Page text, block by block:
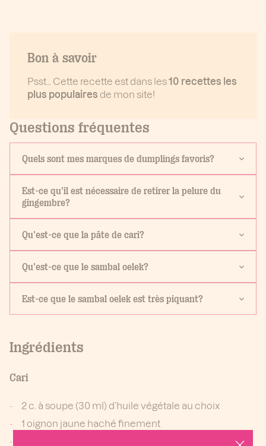
Bon à savoir
Psst… Cette recette est dans les10 recettes les
plus populaires de mon site!
Questions fréquentes
Quels sont mes marques de dumplings favoris?
Est-ce qu'il est nécessaire de retirer la pelure du
gingembre?
Qu'est-ce que la pâte de cari?
Qu'est-ce que le sambal oelek?
Est-ce que le sambal oelek est très piquant?
Ingrédients
Cari
2 c. à soupe (30 ml) d’huile végétale au choix
1 oignon jaune haché finement